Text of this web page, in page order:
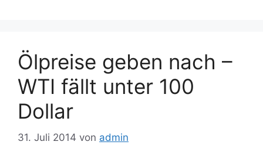
Ölpreise geben nach –
WTI fällt unter 100
Dollar
31. Juli 2014 von admin